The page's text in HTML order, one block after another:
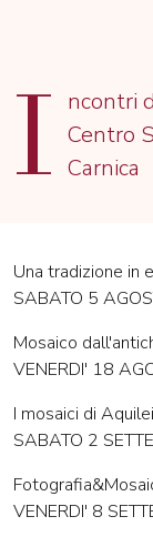
I ncontri
Centro
Carnica
Una tradizione in
SABATO 5
Mosaico
VENERDI' 18
I mosaici di
SABATO 2
VENERDI' 8